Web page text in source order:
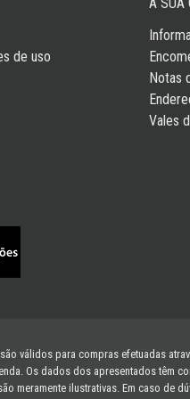
de uso
A SUA
Notas
Vales
válidos para compras efetuadas
Os dados dos apresentados têm
meramente ilustrativas. Em caso de